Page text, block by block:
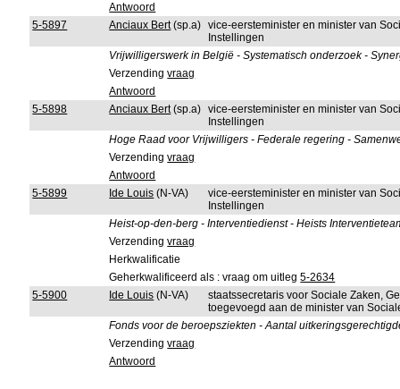
Antwoord
5-5897
Anciaux Bert(sp.a) vice-eersteminister en minister van
Instellingen
Vrijwilligerswerk in België - Systematisch onderzoek -
Verzendingvraag
Antwoord
5-5898
Anciaux Bert(sp.a) vice-eersteminister en minister van
Instellingen
Hoge Raad voor Vrijwilligers - Federale regering -
Verzendingvraag
Antwoord
5-5899
Ide Louis (N-VA)
vice-eersteminister en minister van
Instellingen
Heist-op-den-berg - Interventiedienst - Heists
Verzendingvraag
Herkwalificatie
Geherkwalificeerd als : vraag om uitleg5-2634
5-5900
Ide Louis (N-VA)
staatssecretaris voor Sociale Zaken,
toegevoegd aan de minister van
Fonds voor de beroepsziekten - Aantal
Verzendingvraag
Antwoord